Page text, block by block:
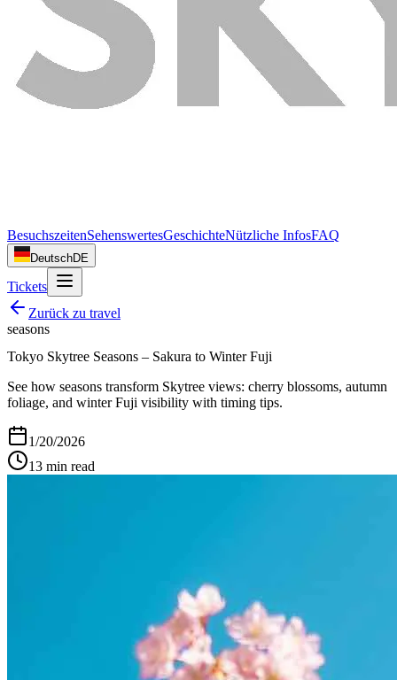
BesuchszeitenSehenswertesGeschichteNützliche InfosFAQ
DeutschDE
Tickets
Zurück zu travel
seasons
Tokyo Skytree Seasons – Sakura to Winter Fuji
See how seasons transform Skytree views: cherry blossoms, autumn
foliage, and winter Fuji visibility with timing tips.
1/20/2026
13 min read